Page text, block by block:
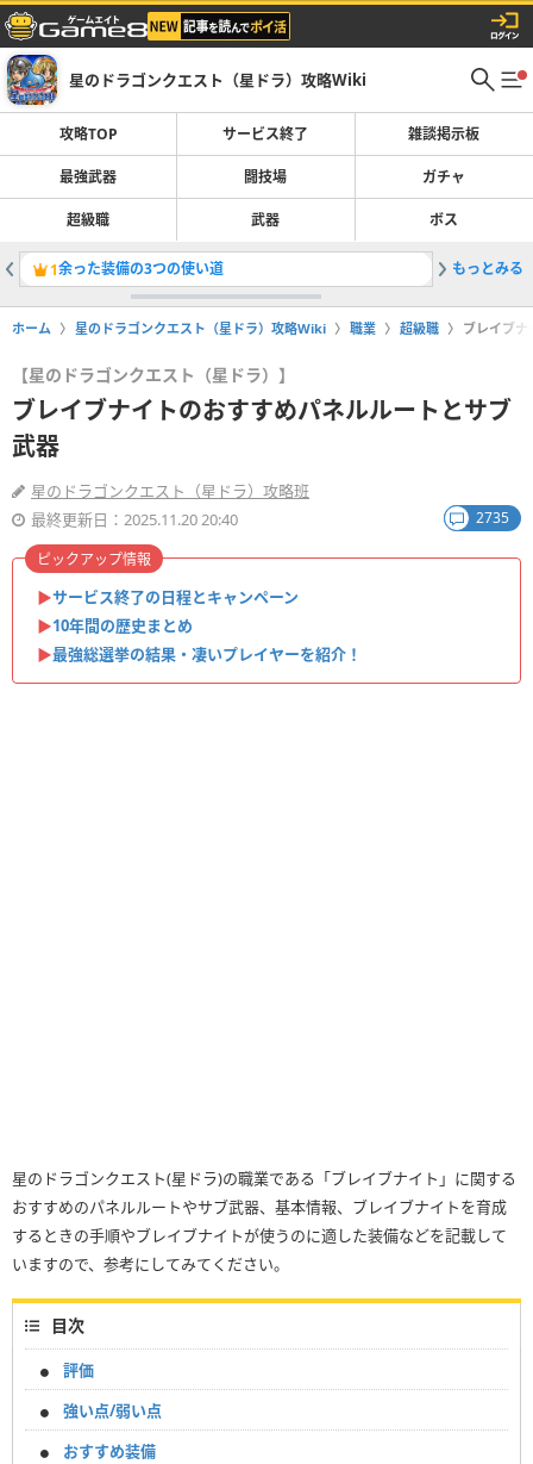
星のドラゴンクエスト（星ドラ）攻略Wiki
攻略TOP サービス終了 雑談掲示板
最強武器 闘技場 ガチャ
超級職 武器 ボス
1余った装備の3つの使い道 2かみさ
もっとみる
ホーム 星のドラゴンクエスト（星ドラ）攻略Wiki 職業 超級職 ブレイブ
【星のドラゴンクエスト（星ドラ）】
ブレイブナイトのおすすめパネルルートとサブ
武器
星のドラゴンクエスト（星ドラ）攻略班
最終更新日：2025.11.20 20:40
2735
▶︎サービス終了の日程とキャンペーン
▶︎10年間の歴史まとめ
▶︎最強総選挙の結果・凄いプレイヤーを紹介！
ピックアップ情報
星のドラゴンクエスト(星ドラ)の職業である「ブレイブナイト」に関する
おすすめのパネルルートやサブ武器、基本情報、ブレイブナイトを育成
するときの手順やブレイブナイトが使うのに適した装備などを記載して
いますので、参考にしてみてください。
目次
評価
強い点/弱い点
おすすめ装備